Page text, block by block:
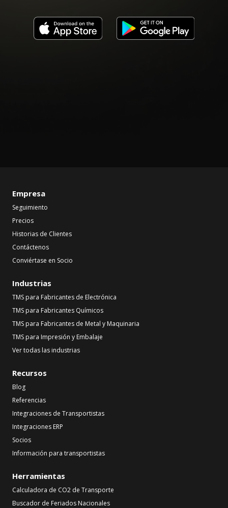
Empresa
Seguimiento
Precios
Historias de Clientes
Contáctenos
Conviértase en Socio
Industrias
TMS para Fabricantes de Electrónica
TMS para Fabricantes Químicos
TMS para Fabricantes de Metal y Maquinaria
TMS para Impresión y Embalaje
Ver todas las industrias
Recursos
Blog
Referencias
Integraciones de Transportistas
Integraciones ERP
Socios
Información para transportistas
Herramientas
Calculadora de CO2 de Transporte
Buscador de Feriados Nacionales